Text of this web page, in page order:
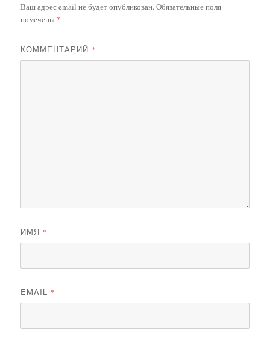
Ваш адрес email не будет опубликован.Обязательные поля
помечены *
КОММЕНТАРИЙ *
ИМЯ *
EMAIL *